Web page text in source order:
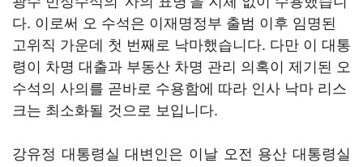
다. 이로써 오 수석은 이재명정부 출범 이후 임명된
고위직 가운데 첫 번째로 낙마했습니다. 다만 이 대통
령이 차명 대출과 부동산 차명 관리 의혹이 제기된 오
수석의 사의를 곧바로 수용함에 따라 인사 낙마 리스
크는 최소화될 것으로 보입니다.
강유정 대통령실 대변인은 이날 오전 용산 대통령실